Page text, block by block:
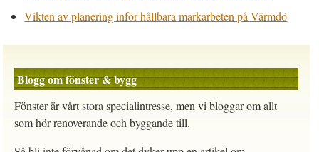
Vikten av planering inför hållbara markarbeten på Värmdö
Blogg om fönster & bygg
Fönster är vårt stora specialintresse, men vi bloggar om allt
som hör renoverande och byggande till.